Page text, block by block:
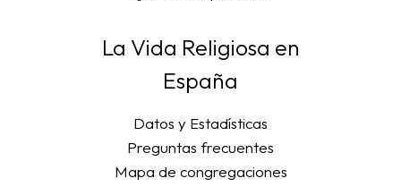
La Vida Religiosa en
España
Datos y Estadísticas
Preguntas frecuentes
Mapa de congregaciones